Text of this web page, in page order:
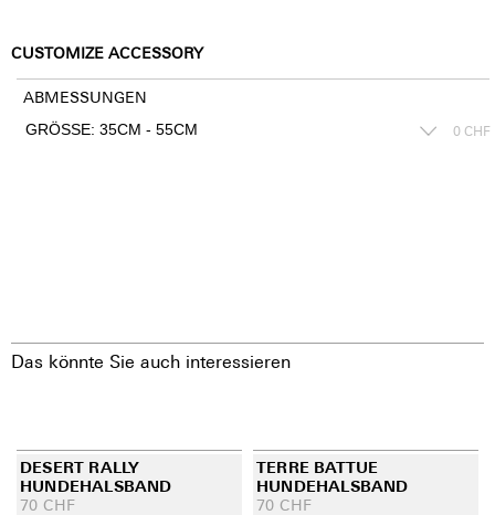
CUSTOMIZE ACCESSORY
ABMESSUNGEN
0 CHF
Das könnte Sie auch interessieren
DESERT RALLY
HUNDEHALSBAND
70 CHF
TERRE BATTUE
HUNDEHALSBAND
70 CHF